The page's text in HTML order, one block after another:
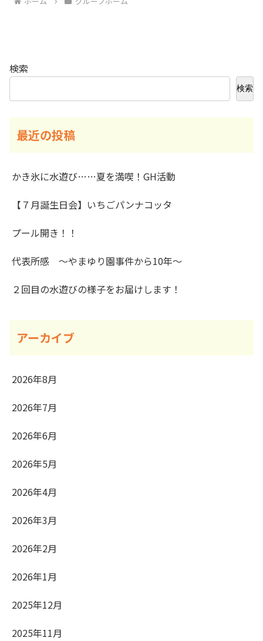
検索
検索
最近の投稿
かき氷に水遊び……夏を満喫！GH活動
【７月誕生日会】いちごパンナコッタ
プール開き！！
代表所感 ～やまゆり園事件から10年～
２回目の水遊びの様子をお届けします！
アーカイブ
2026年8月
2026年7月
2026年6月
2026年5月
2026年4月
2026年3月
2026年2月
2026年1月
2025年12月
2025年11月